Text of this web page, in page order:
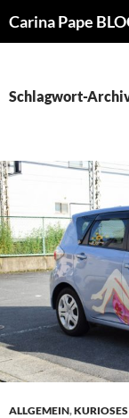
Carina Pape
Schlagwort-
ALLGEMEIN,KURIOSES